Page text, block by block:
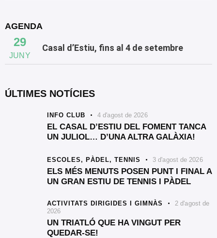
AGENDA
29
JUNY
Casal d’Estiu, fins al 4 de setembre
ÚLTIMES NOTÍCIES
INFO CLUB 4 d'agost de 2026
EL CASAL D’ESTIU DEL FOMENT TANCA
UN JULIOL… D’UNA ALTRA GALÀXIA!
ESCOLES, PÀDEL, TENNIS 3 d'agost de 2026
ELS MÉS MENUTS POSEN PUNT I FINAL A
UN GRAN ESTIU DE TENNIS I PÀDEL
ACTIVITATS DIRIGIDES I GIMNÀS
2 d'agost de
2026
UN TRIATLÓ QUE HA VINGUT PER
QUEDAR-SE!